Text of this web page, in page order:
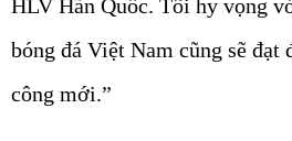
HLV Hàn Quốc. Tôi hy vọng
bóng đá Việt Nam cũng sẽ đạt
công mới.”